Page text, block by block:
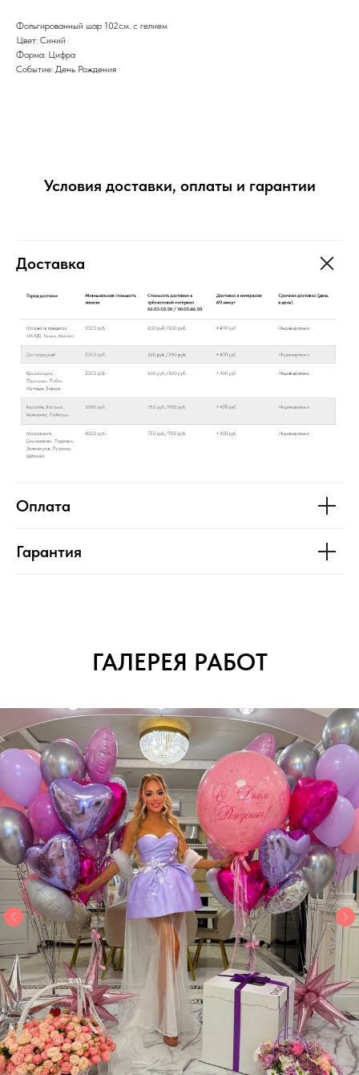
Фольгированный шар 102см. с гелием
Цвет: Синий
Форма: Цифра
Событие: День Рождения
Условия доставки, оплаты и гарантии
Доставка
Оплата
Гарантия
ГАЛЕРЕЯ РАБОТ